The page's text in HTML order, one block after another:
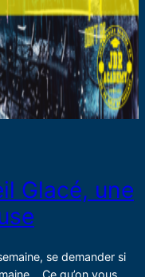
Glacé, une
se demander si